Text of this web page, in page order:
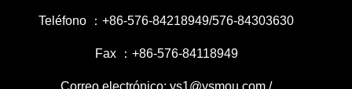
Teléfono ：+86-576-84218949/576-84303630
Fax ：+86-576-84118949
Correo electrónico: ys1@ysmou.com /